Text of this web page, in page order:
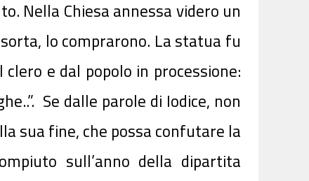
Nella Chiesa annessa videro un
lo compra­rono. La statua fu
e dal popolo in processione:
Se dalle parole di Iodice, non
sua fine, che possa confutare la
sull’anno della dipartita